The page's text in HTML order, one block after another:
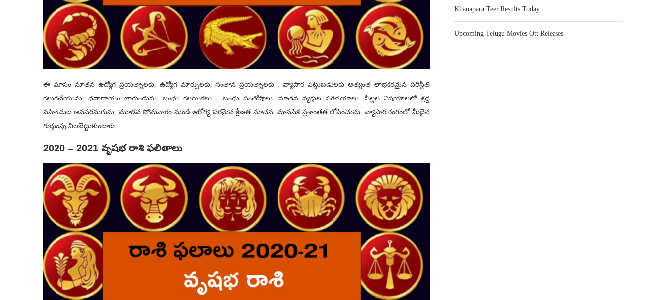
ఈ మాసం నూతన ఉద్యోగ ప్రయత్నాలకు, ఉద్యోగ మార్పులకు, సంతాన ప్రయత్నాలకు , వ్యాపార పెట్టుబడులకు అత్యంత లాభకరమైన పరిస్థితి
కలుగచేయును. ధనాదాయం బాగుండును. బంధు కలయికలు – బంధు సంతోషాలు. నూతన వ్యక్తుల పరిచయాలు. పిల్లల విషయాలలో శ్రద్ధ
వహించుట అవసరమగును. మూడవ సోమవారం నుండి ఆరోగ్య పరమైన క్షీణత సూచన. మానసిక ప్రశాంతత లోపించును. వ్యాపార రంగంలో మీదైన
గుర్తుంపు నిలబెట్టుకుంటారు.
2020 – 2021 వృషభ రాశి ఫలితాలు
Khanapara Teer Results Today
Upcoming Telugu Movies Ott Releases